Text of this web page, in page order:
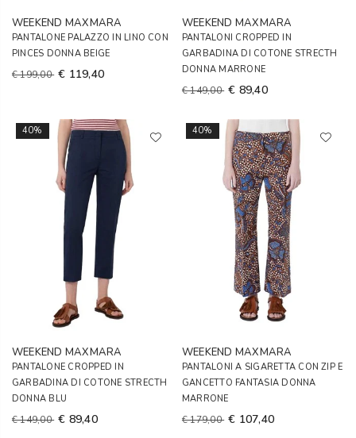
WEEKEND MAXMARA
PANTALONE PALAZZO IN LINO CON
PINCES DONNA BEIGE
€ 199,00 € 119,40
WEEKEND MAXMARA
PANTALONI CROPPED IN
GARBADINA DI COTONE STRECTH
DONNA MARRONE
€ 149,00 € 89,40
40%
WEEKEND MAXMARA
PANTALONE CROPPED IN
GARBADINA DI COTONE STRECTH
DONNA BLU
€ 149,00 € 89,40
40%
WEEKEND MAXMARA
PANTALONI A SIGARETTA CON ZIP E
GANCETTO FANTASIA DONNA
MARRONE
€ 179,00 € 107,40